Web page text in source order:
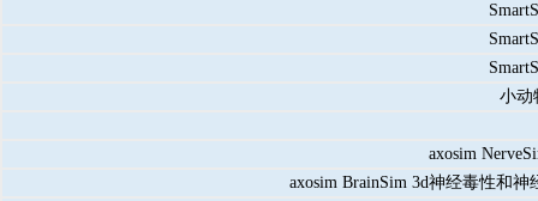
小动
axosim
axosim BrainSim 3d神经毒性和